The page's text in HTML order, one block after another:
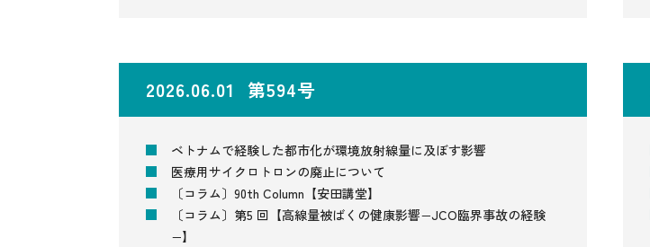
2026.06.01 第594号
ベトナムで経験した都市化が環境放射線量に及ぼす影響
医療用サイクロトロンの廃止について
〔コラム〕90th Column【安田講堂】
〔コラム〕第5 回【高線量被ばくの健康影響−JCO臨界事故の経験
−】